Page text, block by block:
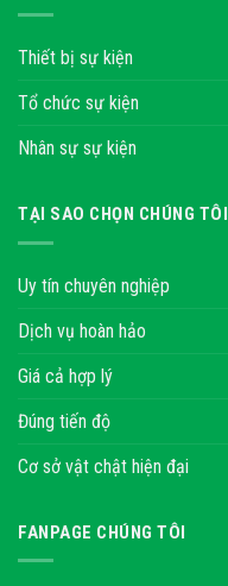
Thiết bị sự kiện
Tổ chức sự kiện
Nhân sự sự kiện
TẠI SAO CHỌN CHÚNG TÔI
Uy tín chuyên nghiệp
Dịch vụ hoàn hảo
Giá cả hợp lý
Đúng tiến độ
Cơ sở vật chật hiện đại
FANPAGE CHÚNG TÔI